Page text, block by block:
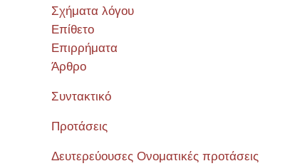
Σχήματα λόγου
Επίθετο
Επιρρήματα
Άρθρο
Συντακτικό
Προτάσεις
Δευτερεύουσες Ονοματικές προτάσεις